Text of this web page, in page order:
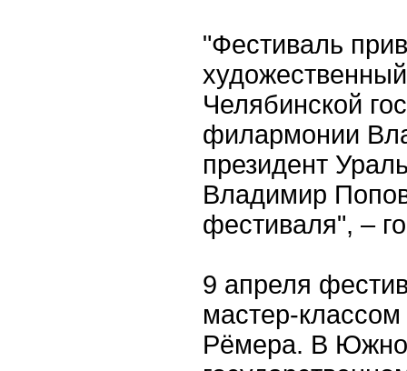
"Фестиваль
Челябинской
филармонии
президент
Владимир
фестиваля", –
9 апреля
мастер-
Рёмера. В